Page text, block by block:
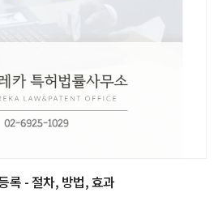
록 - 절차, 방법, 효과